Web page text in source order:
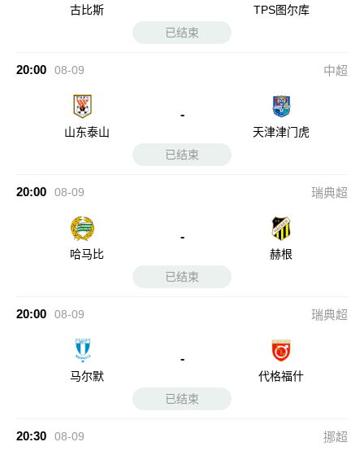
古比斯
TPS图尔库
已结束
20:00 08-09 中超
山东泰山
-
天津津门虎
已结束
20:00 08-09 瑞典超
哈马比
-
赫根
已结束
20:00 08-09 瑞典超
马尔默
-
代格福什
已结束
20:30 08-09 挪超